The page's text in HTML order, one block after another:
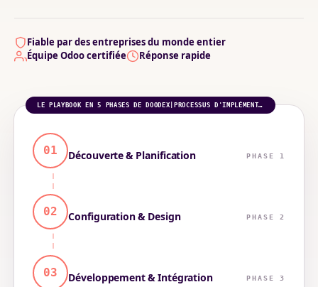
Fiable par des entreprises du monde entier
Équipe Odoo certifiée
Réponse rapide
LE PLAYBOOK EN 5 PHASES DE DOODEX|PROCESSUS D'IMPLÉMENTATION ODOO
01 Découverte & Planification PHASE 1
02 Configuration & Design PHASE 2
03 Développement & Intégration PHASE 3